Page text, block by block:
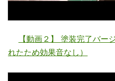
【動画２】 塗装完了バー
れたため効果音なし）